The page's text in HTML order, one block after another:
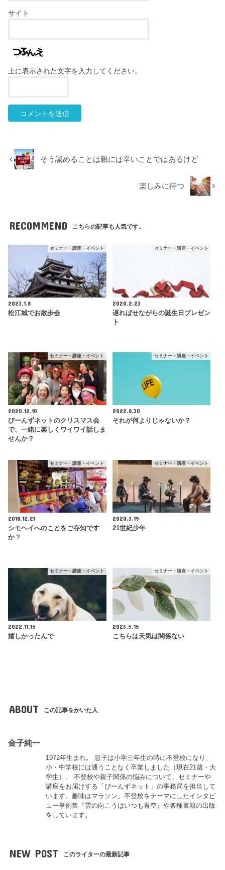
サイト
上に表示された文字を入力してください。
そう認めることは親には辛いことではあるけど
楽しみに待つ
RECOMMEND こちらの記事も人気です。
セミナー・講座・イベント
2023.1.8
松江城でお散歩会
セミナー・講座・イベント
2020.2.23
遅ればせながらの誕生日プレゼン
ト
セミナー・講座・イベント
2020.12.10
びーんずネットのクリスマス会
で、一緒に楽しくワイワイ話しま
せんか？
セミナー・講座・イベント
2022.8.30
それが何よりじゃないか？
セミナー・講座・イベント
2018.12.21
シモヘイへのことをご存知です
か？
セミナー・講座・イベント
2020.3.19
21世紀少年
セミナー・講座・イベント
2022.11.15
嬉しかったんで
セミナー・講座・イベント
2023.5.15
こちらは天気は関係ない
ABOUT この記事をかいた人
金子純一
1972年生まれ。 息子は小学三年生の時に不登校になり、
小・中学校には通うことなく卒業しました（現在21歳・大
学生）。 不登校や親子関係の悩みについて、セミナーや
講座をお届けする「びーんずネット」の事務局を担当して
います。趣味はマラソン。不登校をテーマにしたインタビ
ュー事例集『雲の向こうはいつも青空』や各種書籍の出版
をしています。
NEW POST このライターの最新記事